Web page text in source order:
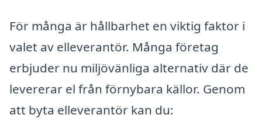
För många är hållbarhet en viktig faktor i
valet av elleverantör. Många företag
erbjuder nu miljövänliga alternativ där de
levererar el från förnybara källor. Genom
att byta elleverantör kan du: